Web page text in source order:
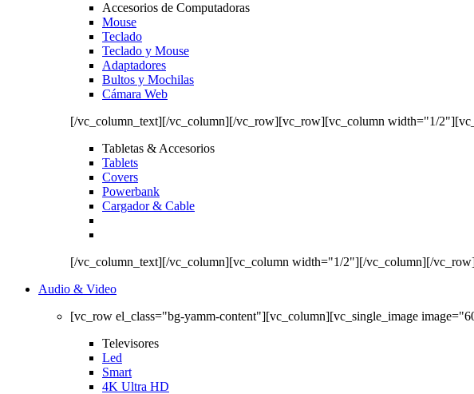
Accesorios de Computadoras
Mouse
Teclado
Teclado y Mouse
Adaptadores
Bultos y Mochilas
Cámara Web
[/vc_column_text][/vc_column][/vc_row][vc_row][vc_column width="1/
Tabletas & Accesorios
Tablets
Covers
Powerbank
Cargador & Cable
[/vc_column_text][/vc_column][vc_column width="1/2"][/vc_column][/
Audio & Video
[vc_row el_class="bg-yamm-content"][vc_column][vc_single_image
Televisores
Led
Smart
4K Ultra HD